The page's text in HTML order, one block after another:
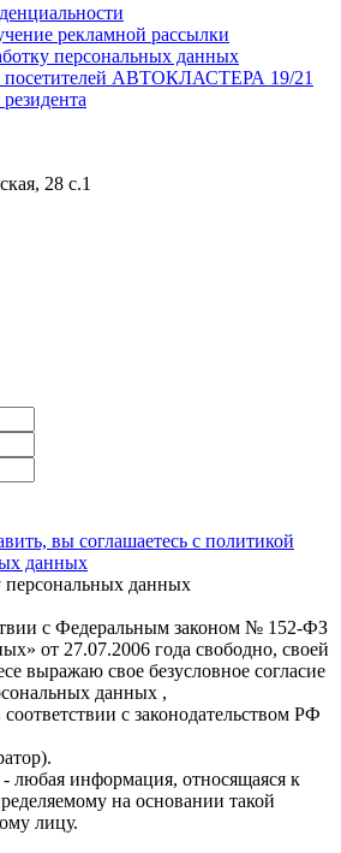
рекламной рассылки
персональных данных
посетителей АВТОКЛАСТЕРА 19/21
28 с.1
вы соглашаетесь с политикой
данных
персональных данных
с Федеральным законом № 152-ФЗ
от 27.07.2006 года свободно, своей
выражаю свое безусловное согласие
данных ,
с законодательством РФ
любая информация, относящаяся к
на основании такой
лицу.